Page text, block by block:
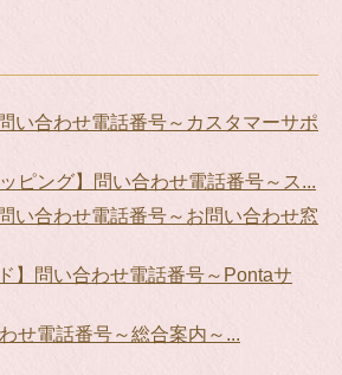
い合わせ電話番号～カスタマーサポ
ッピング】問い合わせ電話番号～ス...
い合わせ電話番号～お問い合わせ窓
】問い合わせ電話番号～Pontaサ
せ電話番号～総合案内～...